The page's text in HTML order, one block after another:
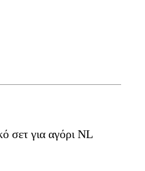
σετ για αγόρι NL